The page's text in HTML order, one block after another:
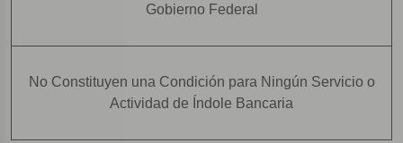
Gobierno Federal
No Constituyen una Condición para Ningún Servicio o
Actividad de Índole Bancaria